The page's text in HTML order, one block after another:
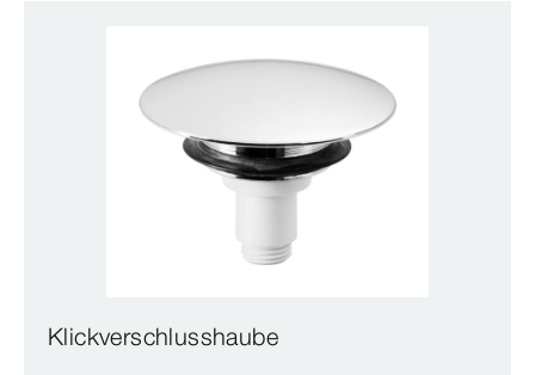
Klickverschlusshaube